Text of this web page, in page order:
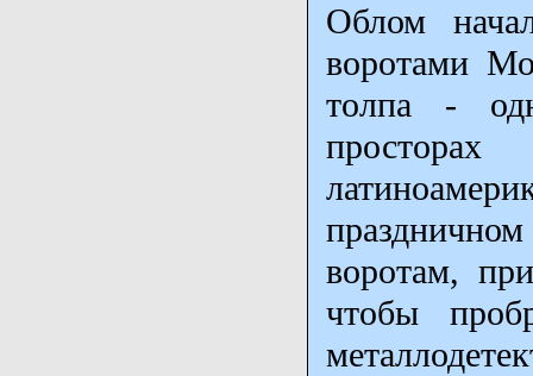
Облом
воротами
толпа -
воротам,
чтобы